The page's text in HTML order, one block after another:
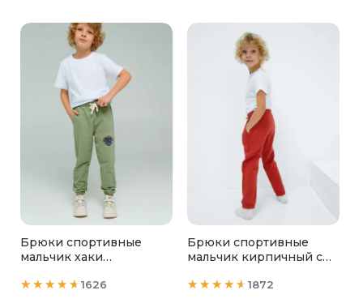
Брюки спортивные
мальчик хаки
1626
Брюки спортивные
мальчик кирпичный с
1872